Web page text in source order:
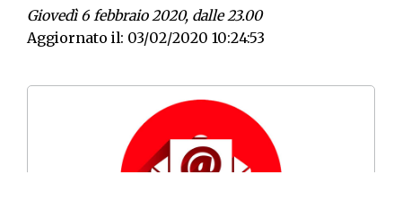
Giovedì 6 febbraio 2020, dalle 23.00
Aggiornato il: 03/02/2020 10:24:53